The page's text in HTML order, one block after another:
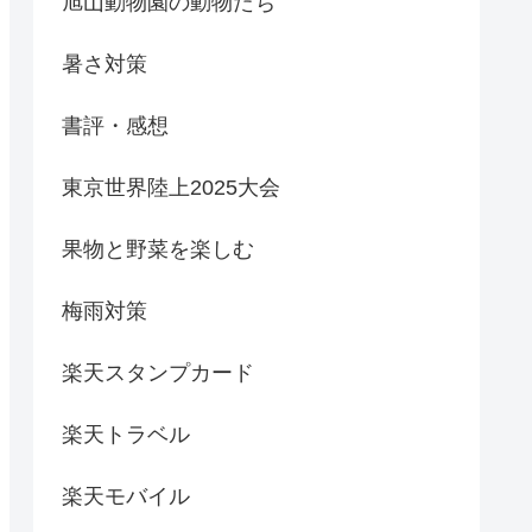
暑さ対策
書評・感想
東京世界陸上2025大会
果物と野菜を楽しむ
梅雨対策
楽天スタンプカード
楽天トラベル
楽天モバイル